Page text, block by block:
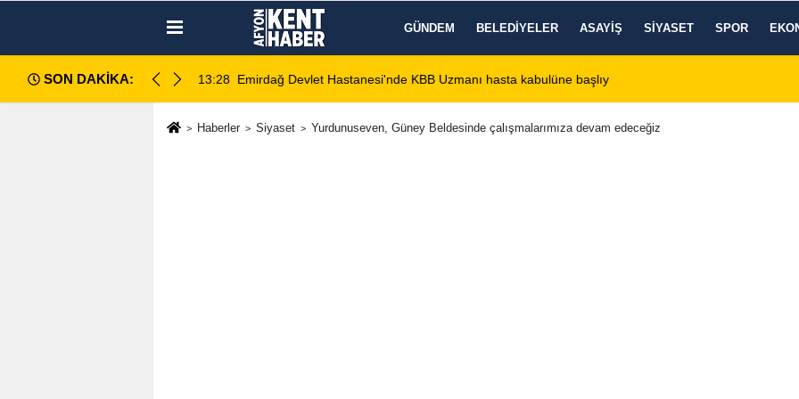
GÜNDEM BELEDIYELER ASAYIŞ SIYASET SPOR
SON DAKİKA:
kavga: 1 ağır yaralı 13:28 Emirdağ Devlet Hastanesi'nde KBB Uzmanı hasta kabulüne başlıyor Google
Haberler Siyaset Yurdunuseven, Güney Beldesinde çalışmalarımıza devam edeceğiz